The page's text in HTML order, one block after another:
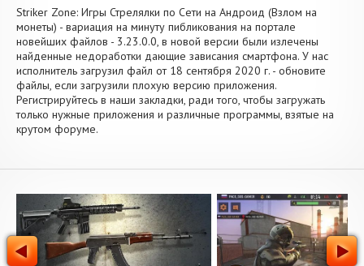
Striker Zone: Игры Стрелялки по Сети на Андроид (Взлом на
монеты) - вариация на минуту пибликования на портале
новейших файлов - 3.23.0.0, в новой версии были излечены
найденные недоработки дающие зависания смартфона. У нас
исполнитель загрузил файл от 18 сентября 2020 г. - обновите
файлы, если загрузили плохую версию приложения.
Регистрируйтесь в наши закладки, ради того, чтобы загружать
только нужные приложения и различные программы, взятые на
крутом форуме.